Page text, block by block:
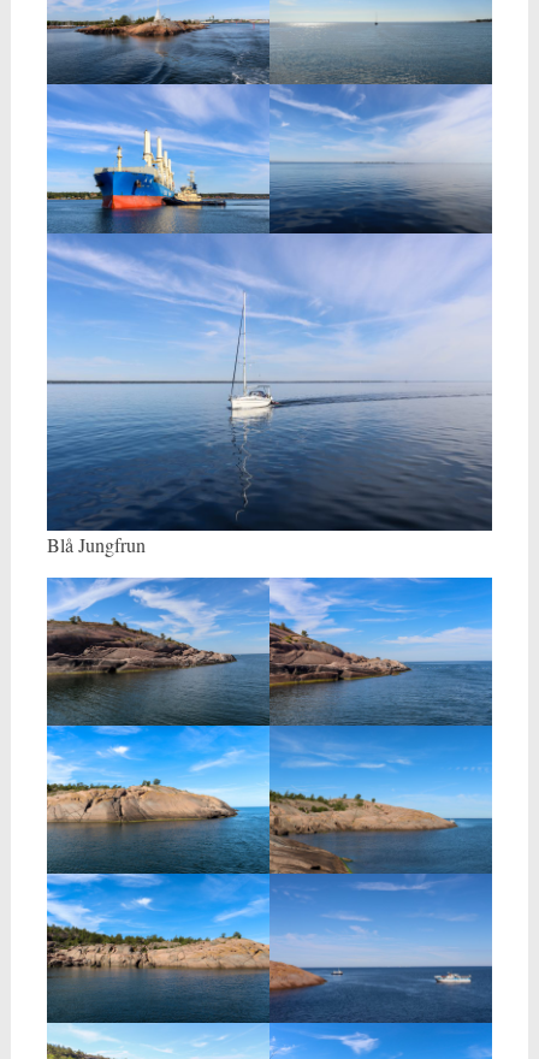
Blå Jungfrun